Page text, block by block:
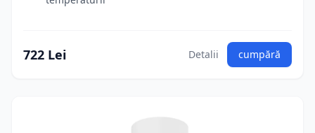
722 Lei Detalii cumpără